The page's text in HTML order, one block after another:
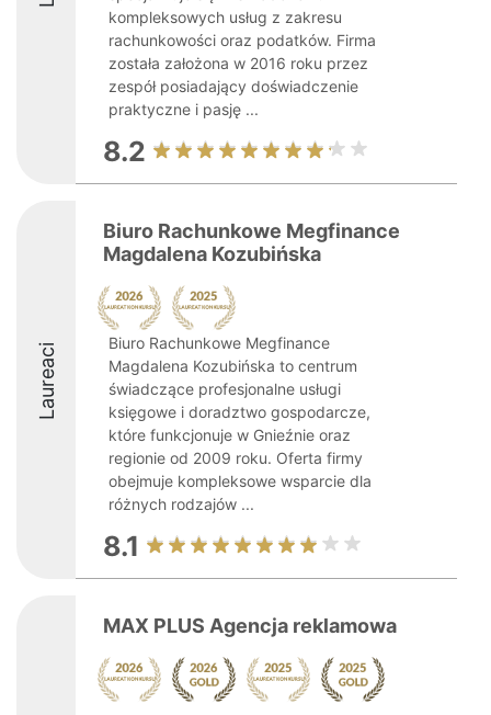
kompleksowych usług z zakresu
rachunkowości oraz podatków. Firma
została założona w 2016 roku przez
zespół posiadający doświadczenie
praktyczne i pasję ...
8.2
Laureaci
Biuro Rachunkowe Megfinance
Magdalena Kozubińska
Biuro Rachunkowe Megfinance
Magdalena Kozubińska to centrum
świadczące profesjonalne usługi
księgowe i doradztwo gospodarcze,
które funkcjonuje w Gnieźnie oraz
regionie od 2009 roku. Oferta firmy
obejmuje kompleksowe wsparcie dla
różnych rodzajów ...
8.1
MAX PLUS Agencja reklamowa